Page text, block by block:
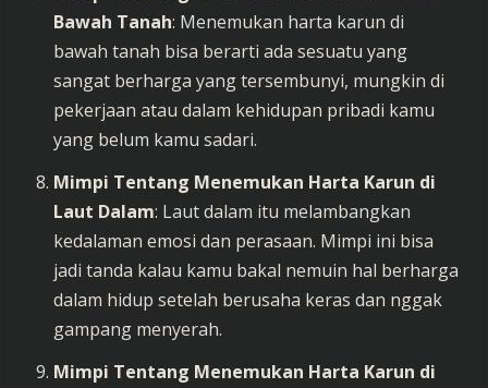
Bawah Tanah: Menemukan harta karun di
bawah tanah bisa berarti ada sesuatu yang
sangat berharga yang tersembunyi, mungkin di
pekerjaan atau dalam kehidupan pribadi kamu
yang belum kamu sadari.
Mimpi Tentang Menemukan Harta Karun di
Laut Dalam: Laut dalam itu melambangkan
kedalaman emosi dan perasaan. Mimpi ini bisa
jadi tanda kalau kamu bakal nemuin hal berharga
dalam hidup setelah berusaha keras dan nggak
gampang menyerah.
Mimpi Tentang Menemukan Harta Karun di